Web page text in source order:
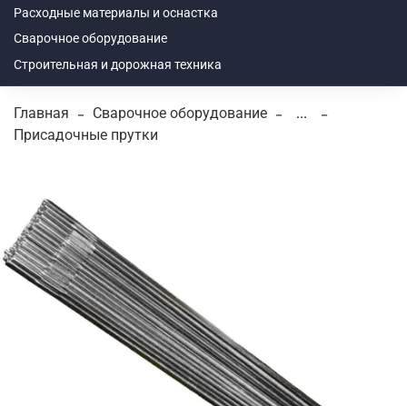
Расходные материалы и оснастка
Сварочное оборудование
Строительная и дорожная техника
Главная Сварочное оборудование
...
Присадочные прутки